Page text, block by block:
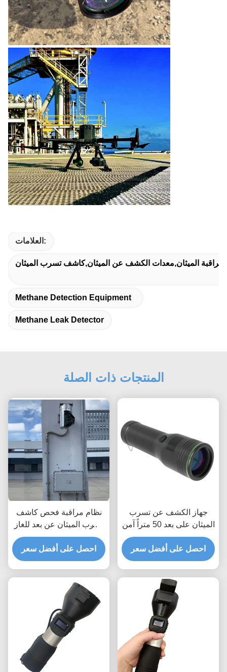
العلامات:
مراقبة الميثان,معدات الكشف عن الميثان,كاشف تسرب الميثان
Methane Detection Equipment
Methane Leak Detector
المنتجات ذات الصلة
نظام مراقبة فحص كاشف
تسرب الميثان عن بعد للغاز
الطبيعي
احصل على أفضل سعر
جهاز الكشف عن تسرب
الميثان على بعد 50 متراً آمن
احصل على أفضل سعر